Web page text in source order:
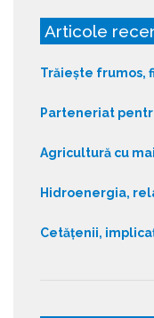
Articole
Trăiește frumos,
Parteneriat
Agricultură cu
Hidroenergia,
Cetățenii,